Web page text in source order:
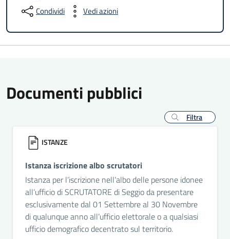
Condividi Vedi azioni
Documenti pubblici
Filtra
ISTANZE
Istanza iscrizione albo scrutatori
Istanza per l’iscrizione nell’albo delle persone idonee
all’ufficio di SCRUTATORE di Seggio da presentare
esclusivamente dal 01 Settembre al 30 Novembre
di qualunque anno all’ufficio elettorale o a qualsiasi
ufficio demografico decentrato sul territorio.